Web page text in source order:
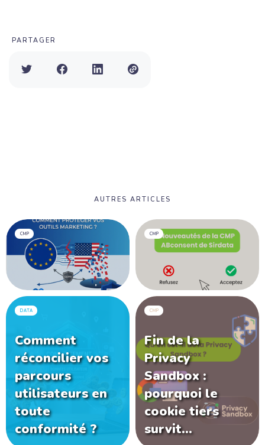
PARTAGER
AUTRES ARTICLES
CMP CMP
DATA
Comment
réconcilier vos
parcours
utilisateurs en
toute
conformité ?
CMP
Fin de la
Privacy
Sandbox :
pourquoi le
cookie tiers
survit…